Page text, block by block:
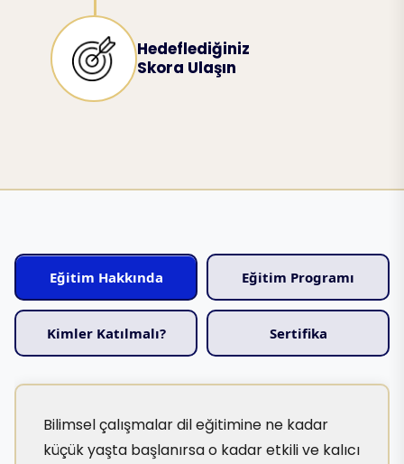
Hedeflediğiniz
Skora Ulaşın
Eğitim Hakkında Eğitim Programı
Kimler Katılmalı? Sertifika
Bilimsel çalışmalar dil eğitimine ne kadar
küçük yaşta başlanırsa o kadar etkili ve kalıcı